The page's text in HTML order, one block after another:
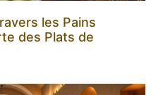
les Pains
des Plats de